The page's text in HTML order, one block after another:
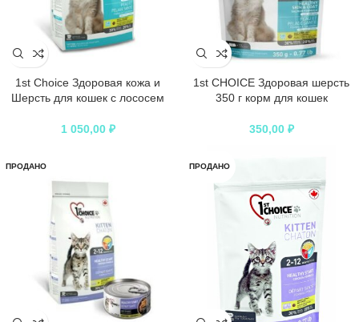
1st Choice Здоровая кожа и
Шерсть для кошек с лососем
1 050,00 ₽
1st CHOICE Здоровая шерсть
350 г корм для кошек
350,00 ₽
ПРОДАНО ПРОДАНО